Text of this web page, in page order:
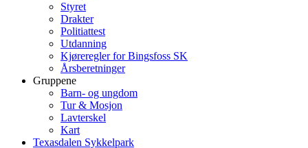
Styret
Drakter
Politiattest
Utdanning
Kjøreregler for Bingsfoss SK
Årsberetninger
Gruppene
Barn- og ungdom
Tur & Mosjon
Lavterskel
Kart
Texasdalen Sykkelpark